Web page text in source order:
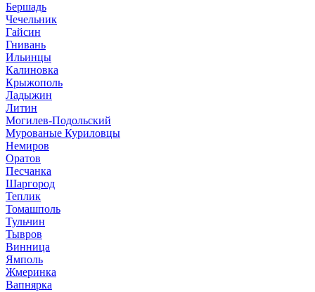
Бершадь
Чечельник
Гайсин
Гнивань
Ильинцы
Калиновка
Крыжополь
Ладыжин
Литин
Могилев-Подольский
Мурованые Куриловцы
Немиров
Оратов
Песчанка
Шаргород
Теплик
Томашполь
Тульчин
Тывров
Винница
Ямполь
Жмеринка
Вапнярка